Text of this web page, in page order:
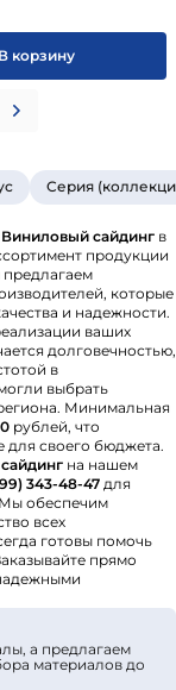
В корзину
Серия
Виниловый сайдинг в
продукции
предлагаем
которые
и надежности.
ваших
долговечностью,
в
выбрать
Минимальная
рублей, что
для своего бюджета.
на нашем
343-48-47 для
обеспечим
всех
готовы помочь
прямо
а предлагаем
материалов до